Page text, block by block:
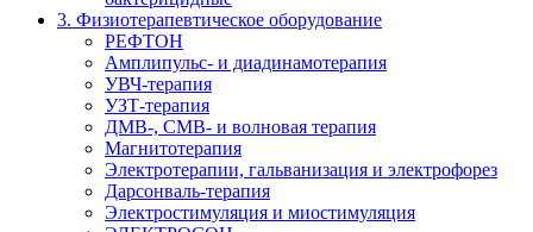
3. Физиотерапевтическое оборудование
РЕФТОН
Амплипульс- и диадинамотерапия
УВЧ-терапия
УЗТ-терапия
ДМВ-, СМВ- и волновая терапия
Магнитотерапия
Электротерапии, гальванизация и электрофорез
Дарсонваль-терапия
Электростимуляция и миостимуляция